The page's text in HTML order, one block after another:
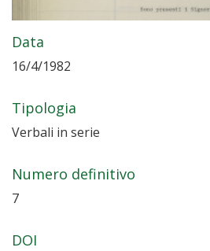
Data
16/4/1982
Tipologia
Verbali in serie
Numero definitivo
7
DOI